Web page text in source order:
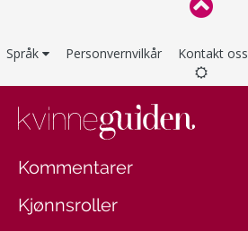
Språk Personvernvilkår Kontakt oss
Kommentarer
Kjønnsroller